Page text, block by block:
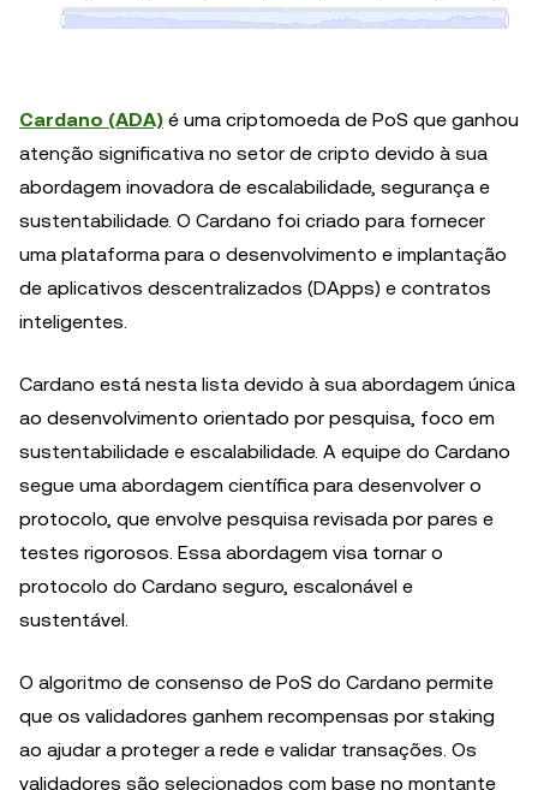
Cardano (ADA) é uma criptomoeda de PoS que ganhou
atenção significativa no setor de cripto devido à sua
abordagem inovadora de escalabilidade, segurança e
sustentabilidade. O Cardano foi criado para fornecer
uma plataforma para o desenvolvimento e implantação
de aplicativos descentralizados (DApps) e contratos
inteligentes.
Cardano está nesta lista devido à sua abordagem única
ao desenvolvimento orientado por pesquisa, foco em
sustentabilidade e escalabilidade. A equipe do Cardano
segue uma abordagem científica para desenvolver o
protocolo, que envolve pesquisa revisada por pares e
testes rigorosos. Essa abordagem visa tornar o
protocolo do Cardano seguro, escalonável e
sustentável.
O algoritmo de consenso de PoS do Cardano permite
que os validadores ganhem recompensas por staking
ao ajudar a proteger a rede e validar transações. Os
validadores são selecionados com base no montante